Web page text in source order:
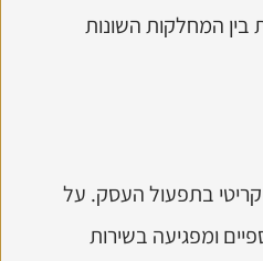
בין המחלקות השונות
בתפעול העסק. על
ומפגיעה בשירות